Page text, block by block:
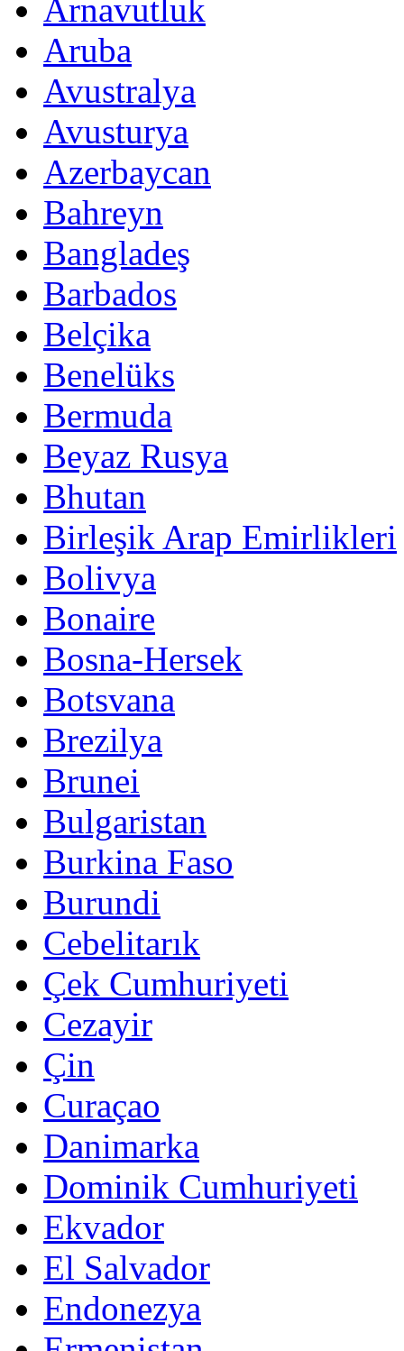
Arnavutluk
Aruba
Avustralya
Avusturya
Azerbaycan
Bahreyn
Bangladeş
Barbados
Belçika
Benelüks
Bermuda
Beyaz Rusya
Bhutan
Birleşik Arap Emirlikleri
Bolivya
Bonaire
Bosna-Hersek
Botsvana
Brezilya
Brunei
Bulgaristan
Burkina Faso
Burundi
Cebelitarık
Çek Cumhuriyeti
Cezayir
Çin
Curaçao
Danimarka
Dominik Cumhuriyeti
Ekvador
El Salvador
Endonezya